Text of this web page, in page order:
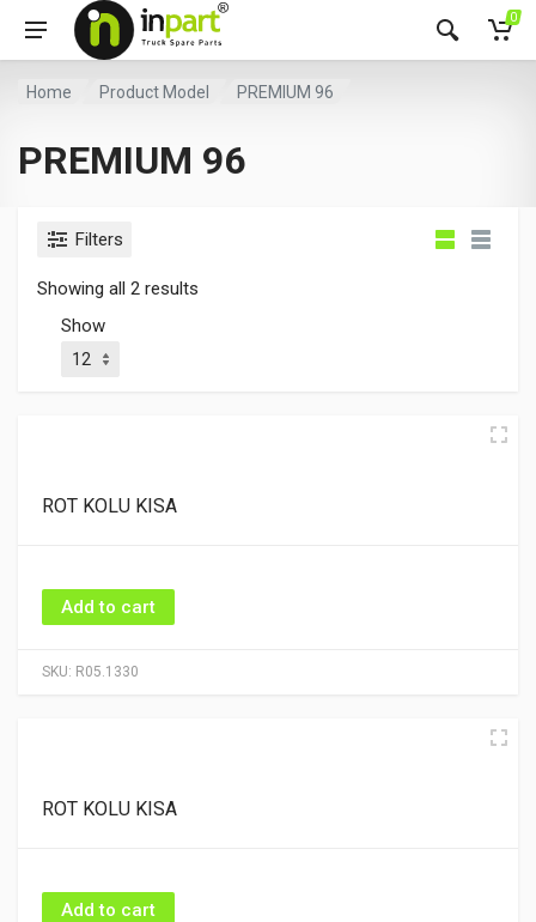
0
Home Product Model PREMIUM 96
PREMIUM 96
Filters
Showing all 2 results
Show
SKU: R05.1330
ROT KOLU KISA
Add to cart
ROT KOLU KISA
Add to cart